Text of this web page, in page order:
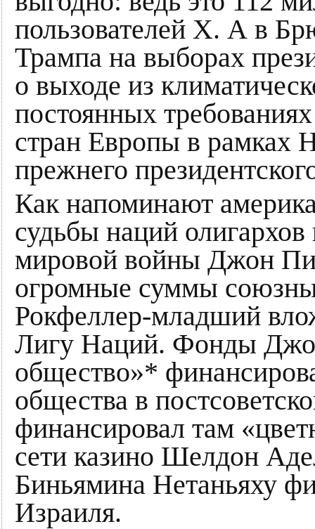
пользователей X. А в
Трампа на выборах
о выходе из
постоянных
стран Европы в рамках
прежнего
Как напоминают
судьбы наций
мировой войны Джон
огромные суммы
Рокфеллер-младший
Лигу Наций. Фонды
общество»*
общества в
финансировал там
сети казино Шелдон
Биньямина Нетаньяху
Израиля.